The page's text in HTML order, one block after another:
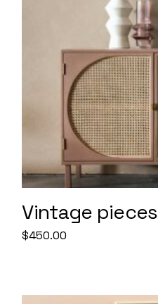
Vintage pieces
$450.00